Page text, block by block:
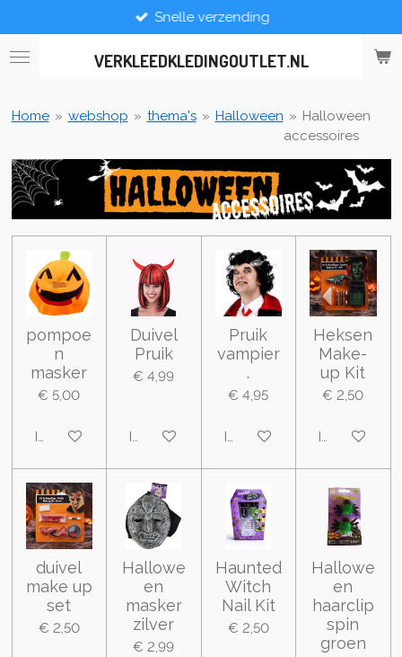
direct
naar
VERKLEEDKLEDINGOUTLET.NL
Snelle verzending
Home » webshop » thema's » Halloween » Halloween
accessoires
pompoe
n
masker
€ 5,00
In winkelwagen
Duivel
Pruik
€ 4,99
In winkelwagen
Pruik
vampier
.
€ 4,95
In winkelwagen
Heksen
Make-
up Kit
€ 2,50
In
duivel
make up
set
€ 2,50
Hallowe
en
masker
zilver
€ 2,99
Haunted
Witch
Nail Kit
€ 2,50
Hallowe
en
haarclip
spin
groen